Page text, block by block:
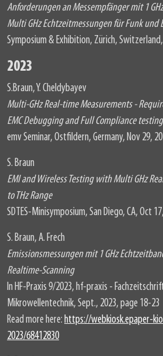
Anforderungen an Messempfänger mit 1
Multi GHz Echtzeitmessungen für Funk und
Symposium & Exhibition, Zürich, Switzerland,
2023
S.Braun, Y. Cheldybayev
Multi-GHz Real-time Measurements -
EMC Debugging and Full Compliance testing
emv Seminar, Ostfildern, Germany, Nov 29,
S. Braun
EMI and Wireless Testing with Multi GHz
to THz Range
SDTES-Minisymposium, San Diego, CA, Oct
S. Braun, A. Frech
Emissionsmessungen mit 1 GHz
Realtime-Scanning
In HF-Praxis 9/2023, hf-praxis -
Mikrowellentechnik, Sept., 2023, page 18-23
Read more here: https://webkiosk.epaper-
2023/68412830